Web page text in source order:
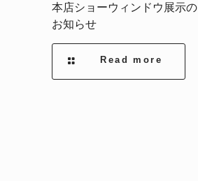
本店ショーウィンドウ展示の
お知らせ
Read more